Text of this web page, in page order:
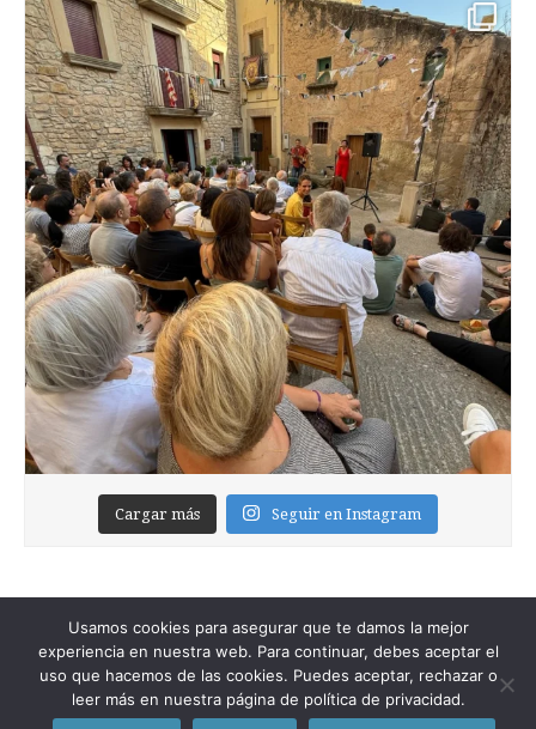
Cargar más Seguir en Instagram
Copyright © 2026 Foixblog . All Rights Reserved.
Usamos cookies para asegurar que te damos la mejor
experiencia en nuestra web. Para continuar, debes aceptar el
uso que hacemos de las cookies. Puedes aceptar, rechazar o
leer más en nuestra página de política de privacidad.